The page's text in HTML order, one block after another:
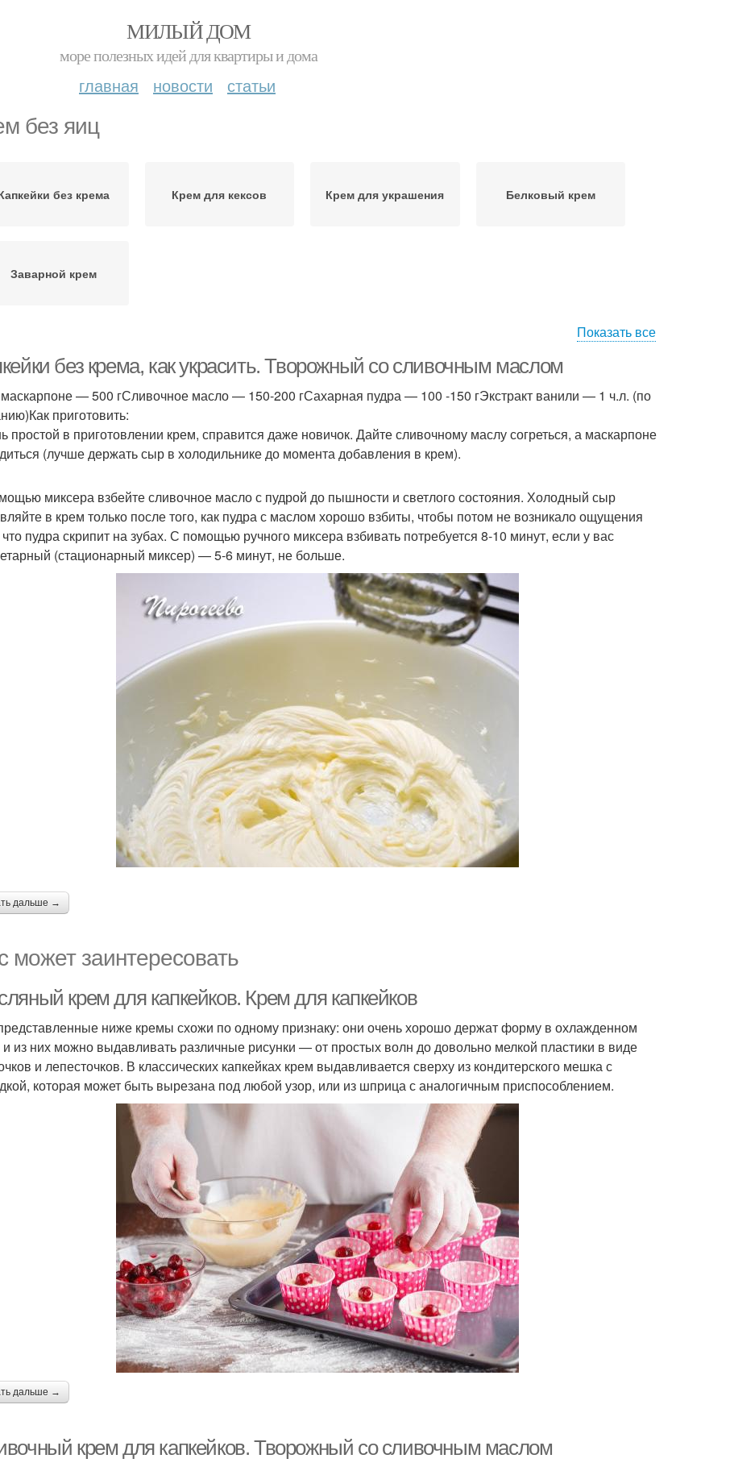
МИЛЫЙ ДОМ
море полезных идей для квартиры и дома
главная новости статьи
без яиц
без крема Крем для кексов Крем для украшения Белковый крем
Заварной крем
Показать все
без крема, как украсить. Творожный со сливочным маслом
— 500 гСливочное масло — 150-200 гСахарная пудра — 100 -150 гЭкстракт ванили — 1 ч.л. (по
приготовить:
простой в приготовлении крем, справится даже новичок. Дайте сливочному маслу согреться, а маскарпоне
(лучше держать сыр в холодильнике до момента добавления в крем).
миксера взбейте сливочное масло с пудрой до пышности и светлого состояния. Холодный сыр
в крем только после того, как пудра с маслом хорошо взбиты, чтобы потом не возникало ощущения
что пудра скрипит на зубах. С помощью ручного миксера взбивать потребуется 8-10 минут, если у вас
(стационарный миксер) — 5-6 минут, не больше.
дальше →
может заинтересовать
крем для капкейков. Крем для капкейков
ниже кремы схожи по одному признаку: они очень хорошо держат форму в охлажденном
и из них можно выдавливать различные рисунки — от простых волн до довольно мелкой пластики в виде
и лепесточков. В классических капкейках крем выдавливается сверху из кондитерского мешка с
которая может быть вырезана под любой узор, или из шприца с аналогичным приспособлением.
дальше →
крем для капкейков. Творожный со сливочным маслом